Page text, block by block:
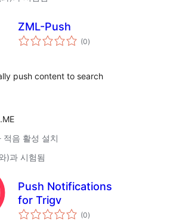
ZML-Push
(0전
체)
push content to search
적음 활성 설치
)과 시험됨
Push Notifications
for Trigv
(0전
체)